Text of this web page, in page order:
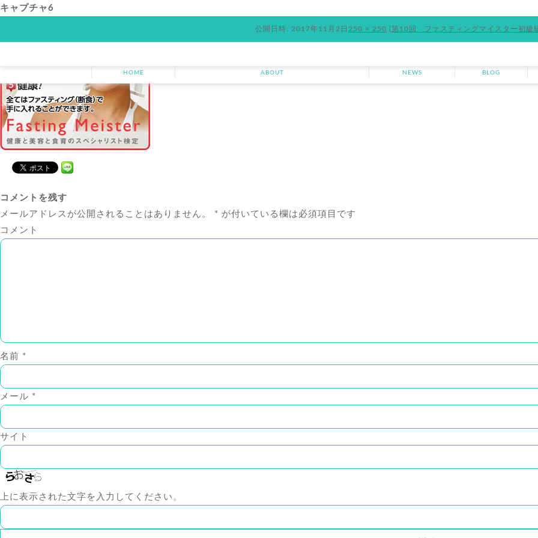
HOME ABOUT NEWS BLOG
キャプチャ6
公開日時: 2017年11月2日 250 × 250 (第10回 ファスティングマイスター初級
コメントを残す
メールアドレスが公開されることはありません。
* が付いている欄は必須項目です
コメント
名前 *
メール *
サイト
上に表示された文字を入力してください。